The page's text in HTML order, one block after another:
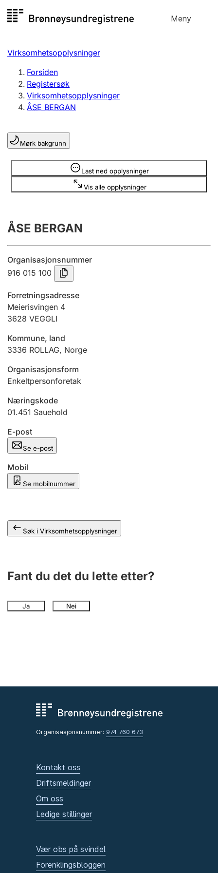
til
Meny
Registersøk
Aksjeselskap
Enkeltpersonforetak
Registrere, endre, slette
Lag og forening
Registrere, endre, slette
Årsregnskap
Innsending og forsinkelsesgebyr
Tinglysing
Jeger
Ektepaktveileder
Offentlig sektor
Andre tema
Virksomhetsopplysninger
Forsiden
Registersøk
Virksomhetsopplysninger
ÅSE BERGAN
Mørk bakgrunn
Last ned opplysninger
Vis alle opplysninger
Opplysninger er skjult
ÅSE BERGAN
Organisasjonsnummer
916 015 100
Forretningsadresse
Meierisvingen 4
3628 VEGGLI
Kommune, land
3336 ROLLAG, Norge
Organisasjonsform
Enkeltpersonforetak
Næringskode
01.451 Sauehold
E-post
Se e-post
Mobil
Se mobilnummer
Søk i Virksomhetsopplysninger
Fant du det du lette etter?
Ja Nei
Organisasjonsnummer: 974 760 673
Kontakt oss
Driftsmeldinger
Om oss
Ledige stillinger
Vær obs på svindel
Forenklingsbloggen